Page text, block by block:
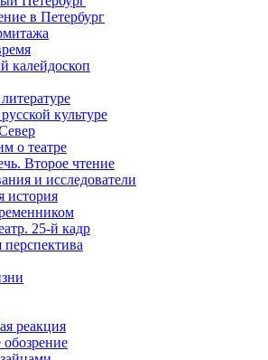
в Петербург
калейдоскоп
культуре
о театре
Второе чтение
и исследователи
история
25-й кадр
перспектива
реакция